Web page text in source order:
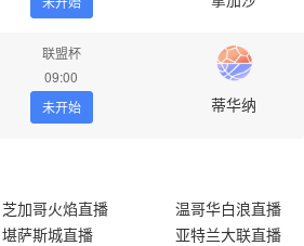
联盟杯
09:00
未开始
蒂华纳
芝加哥火焰直播
温哥华白浪直播
堪萨斯城直播
亚特兰大联直播